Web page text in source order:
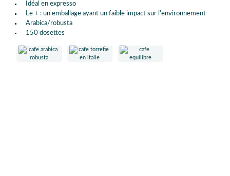
Idéal en expresso
Le + : un emballage ayant un faible impact sur l'environnement
Arabica/robusta
150 dosettes